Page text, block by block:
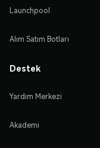
Launchpool
Alım Satım Botları
Destek
Yardım Merkezi
Akademi